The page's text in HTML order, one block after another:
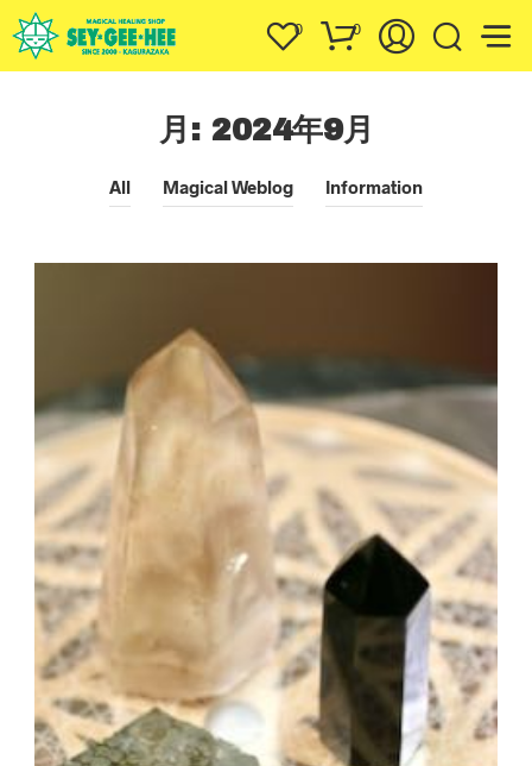
0 0
月: 2024年9月
All Magical Weblog Information